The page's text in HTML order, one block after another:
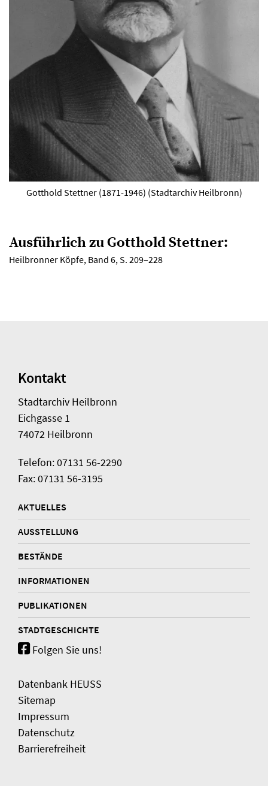
Gotthold Stettner (1871-1946) (Stadtarchiv Heilbronn)
Ausführlich zu Gotthold Stettner:
Heilbronner Köpfe, Band 6, S. 209–228
Kontakt
Stadtarchiv Heilbronn
Eichgasse 1
74072 Heilbronn
Telefon: 07131 56-2290
Fax: 07131 56-3195
AKTUELLES
AUSSTELLUNG
BESTÄNDE
INFORMATIONEN
PUBLIKATIONEN
STADTGESCHICHTE
Folgen Sie uns!
Datenbank HEUSS
Sitemap
Impressum
Datenschutz
Barrierefreiheit